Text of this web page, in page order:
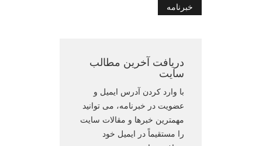
خبرنامه
دریافت آخرین مطالب
سایت
با وارد کردن آدرس ایمیل و
عضویت در خبرنامه، می توانید
مهمترین خبرها و مقالات سایت
را مستقیماً در ایمیل خود